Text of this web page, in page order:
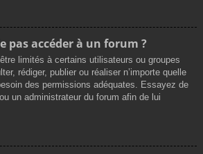
pas accéder à un forum ?
limités à certains utilisateurs ou groupes
rédiger, publier ou réaliser n’importe quelle
des permissions adéquates. Essayez de
un administrateur du forum afin de lui